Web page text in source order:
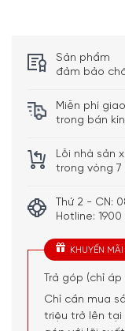
Sản phẩm
đảm bảo
Miễn phí
trong bán
Lỗi nhà sản
trong vòng
Thứ 2 - CN:
Hotline: 1900
KHUYẾN MÃI
Trả góp (chỉ
Chỉ cần mua
triệu trở lên tại